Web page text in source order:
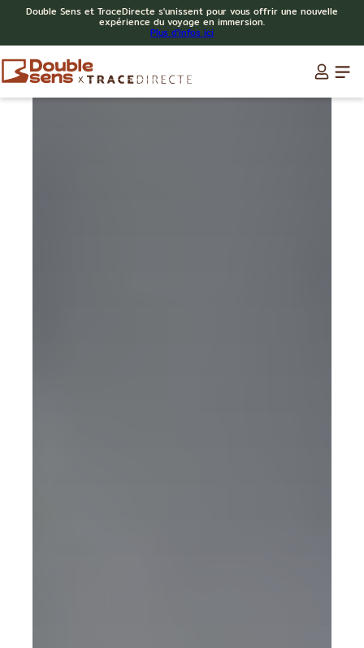
Double Sens et TraceDirecte s'unissent pour vous offrir une nouvelle
expérience du voyage en immersion.
Plus d'infos ici